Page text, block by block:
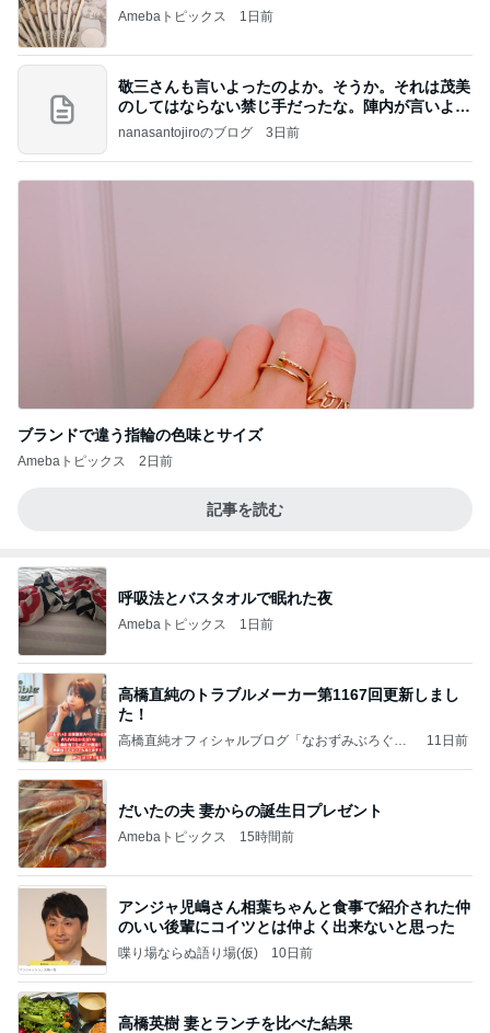
Amebaトピックス 1日前
敬三さんも言いよったのよか。そうか。それは茂美
のしてはならない禁じ手だったな。陣内が言いよる
のよ
nanasantojiroのブログ 3日前
ブランドで違う指輪の色味とサイズ
Amebaトピックス 2日前
記事を読む
呼吸法とバスタオルで眠れた夜
Amebaトピックス 1日前
高橋直純のトラブルメーカー第1167回更新しまし
た！
高橋直純オフィシャルブログ「なおずみぶろぐ」
11日前
だいたの夫 妻からの誕生日プレゼント
Amebaトピックス 15時間前
アンジャ児嶋さん相葉ちゃんと食事で紹介された仲
のいい後輩にコイツとは仲よく出来ないと思った
喋り場ならぬ語り場(仮) 10日前
高橋英樹 妻とランチを比べた結果